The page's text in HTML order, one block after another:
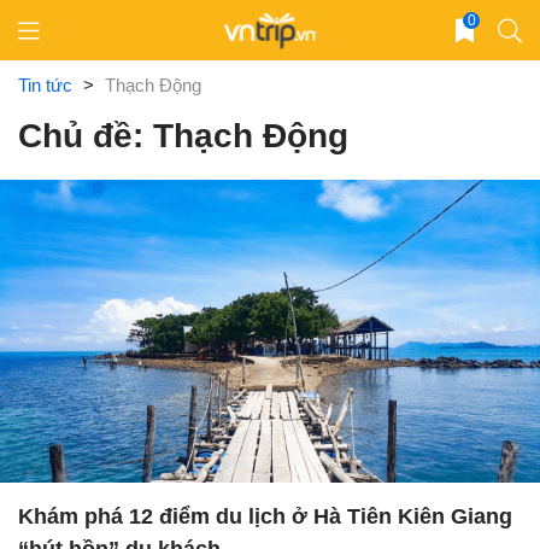
content
0
Tin tức > Thạch Động
Chủ đề: Thạch Động
Khám phá 12 điểm du lịch ở Hà Tiên Kiên Giang